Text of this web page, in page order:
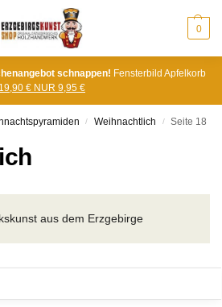
0
schnappen! Fensterbild Apfelkorb
19,90 € NUR 9,95 €
/ Weihnachtlich / Seite 18
aus dem Erzgebirge